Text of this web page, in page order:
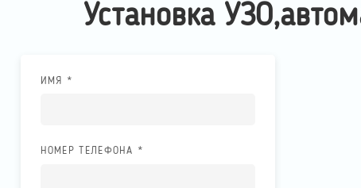
Установка
ИМЯ *
НОМЕР ТЕЛЕФОНА *